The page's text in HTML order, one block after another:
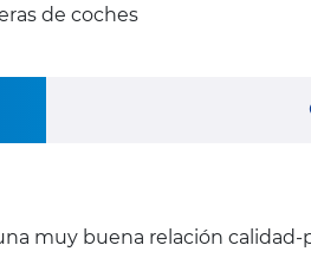
de coches
muy buena relación